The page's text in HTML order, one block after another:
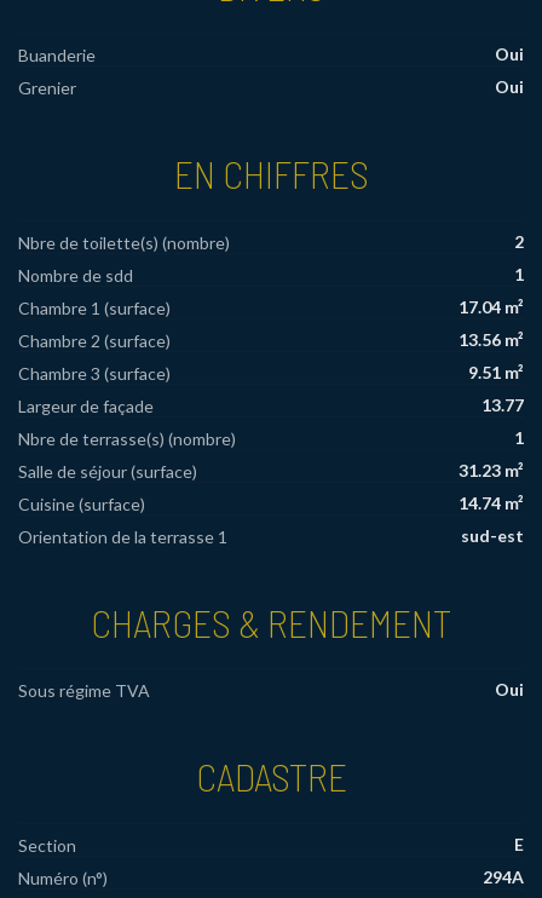
Buanderie
Oui
Grenier
Oui
EN CHIFFRES
Nbre de toilette(s) (nombre)
2
Nombre de sdd
1
Chambre 1 (surface)
17.04 m²
Chambre 2 (surface)
13.56 m²
Chambre 3 (surface)
9.51 m²
Largeur de façade
13.77
Nbre de terrasse(s) (nombre)
1
Salle de séjour (surface)
31.23 m²
Cuisine (surface)
14.74 m²
Orientation de la terrasse 1
sud-est
CHARGES & RENDEMENT
Sous régime TVA Oui
CADASTRE
Section
E
Numéro (n°)
294A